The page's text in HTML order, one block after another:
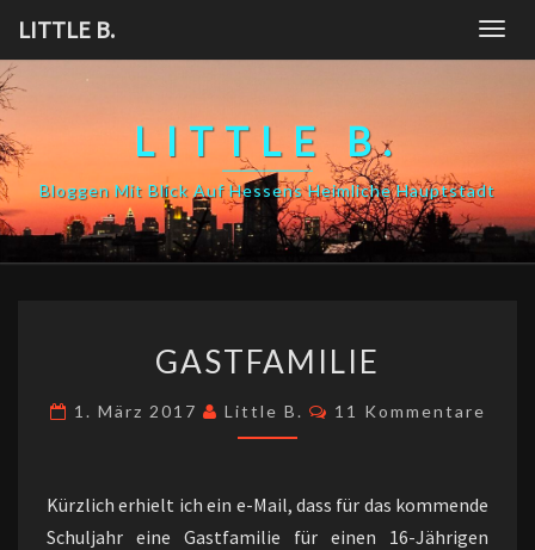
content
LITTLE B.
LITTLE B.
Bloggen Mit Blick Auf Hessens Heimliche Hauptstadt
GASTFAMILIE
1. März 2017 Little B. Kommentare
11 Kommentare
Kürzlich erhielt ich ein e-Mail, dass für das kommende
Schuljahr eine Gastfamilie für einen 16-Jährigen